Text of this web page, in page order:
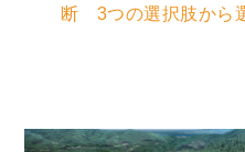
断 3つの選択肢から